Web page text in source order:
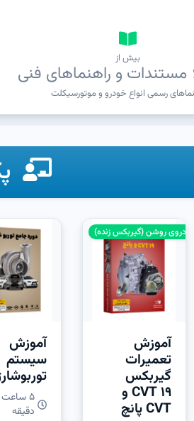
بیش از
مستندات و راهنماهای فنی
رسمی انواع خودرو و موتورسیکلت
آموزش
تعمیرات
گیربکس
CVT 19 و
CVT پانچ
آموزش
سیستم
دقیقه